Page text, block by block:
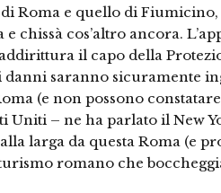
Roma e quello di
chissà cos’altro ancora.
il capo della
saranno sicuramente
(e non possono
Uniti – ne ha parlato il New
larga da questa Roma (e
romano che